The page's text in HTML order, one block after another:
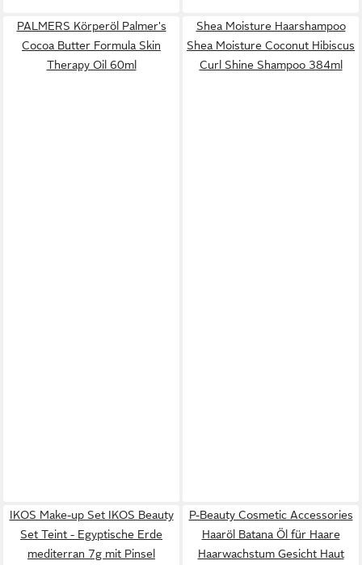
PALMERS Körperöl Palmer's
Cocoa Butter Formula Skin
Therapy Oil 60ml
Shea Moisture Haarshampoo
Shea Moisture Coconut Hibiscus
Curl Shine Shampoo 384ml
IKOS Make-up Set IKOS Beauty
Set Teint - Egyptische Erde
mediterran 7g mit Pinsel
P-Beauty Cosmetic Accessories
Haaröl Batana Öl für Haare
Haarwachstum Gesicht Haut